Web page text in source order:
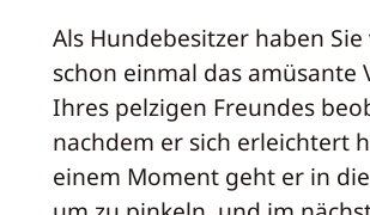
Als Hundebesitzer haben
schon einmal das amüsante
Ihres pelzigen Freundes
nachdem er sich erleichtert
einem Moment geht er in